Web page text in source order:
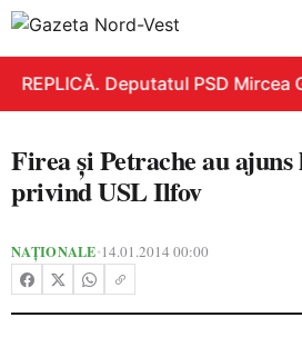
REPLICĂ. Deputatul PSD
Firea şi Petrache au
privind USL Ilfov
NAȚIONALE•14.01.2014 00:00